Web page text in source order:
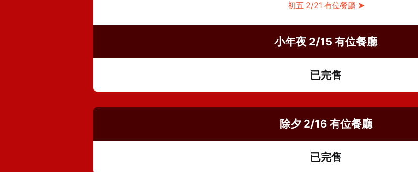
初五 2/21 有位餐廳 ➤
小年夜 2/15 有位餐廳
已完售
除夕 2/16 有位餐廳
已完售